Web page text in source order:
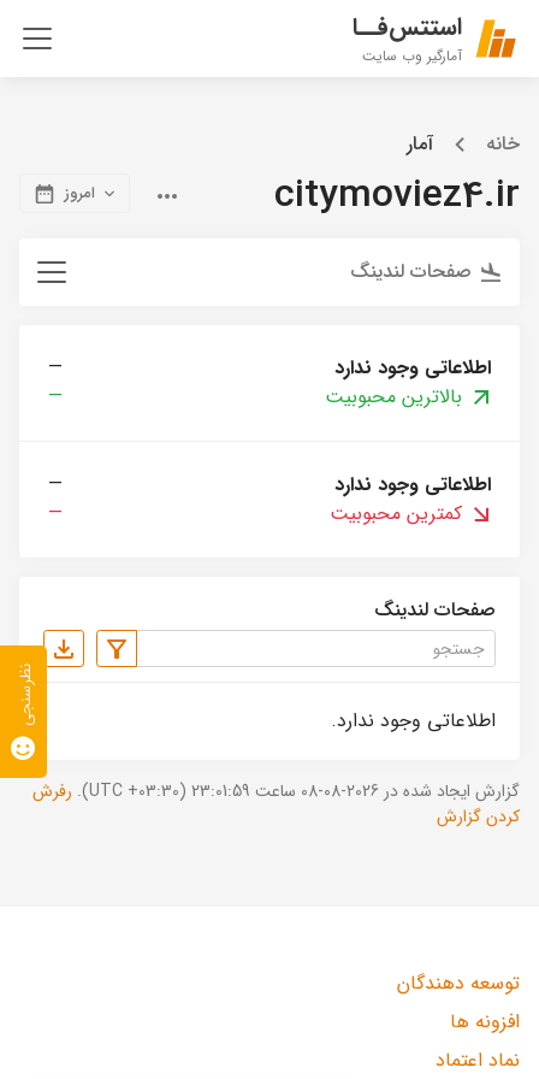
استتس‌فــا
آمارگیر وب سایت
خانه آمار
citymoviez4.ir امروز
صفحات لندینگ
اطلاعاتی وجود ندارد
—
بالاترین محبوبیت
—
اطلاعاتی وجود ندارد
—
کمترین محبوبیت
—
صفحات لندینگ
اطلاعاتی وجود ندارد.
گزارش ایجاد شده در 2026-08-08 ساعت 23:01:59 (UTC +03:30).
رفرش
کردن گزارش
توسعه دهندگان
افزونه ها
نماد اعتماد
نظرسنجی